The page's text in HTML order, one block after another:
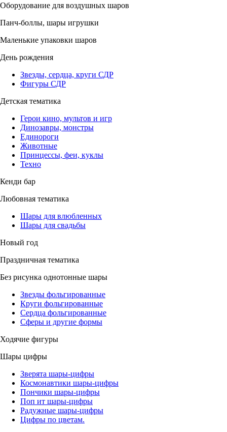
Оборудование для воздушных шаров
Панч-боллы, шары игрушки
Маленькие упаковки шаров
День рождения
Звезды, сердца, круги СДР
Фигуры СДР
Детская тематика
Герои кино, мультов и игр
Динозавры, монстры
Единороги
Животные
Принцессы, феи, куклы
Техно
Кенди бар
Любовная тематика
Шары для влюбленных
Шары для свадьбы
Новый год
Праздничная тематика
Без рисунка однотонные шары
Звезды фольгированные
Круги фольгированные
Сердца фольгированные
Сферы и другие формы
Ходячие фигуры
Шары цифры
Зверята шары-цифры
Космонавтики шары-цифры
Пончики шары-цифры
Поп ит шары-цифры
Радужные шары-цифры
Цифры по цветам.